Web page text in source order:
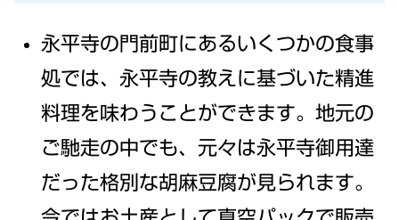
永平寺の門前町にあるいくつかの食事
処では、永平寺の教えに基づいた精進
料理を味わうことができます。地元の
ご馳走の中でも、元々は永平寺御用達
だった格別な胡麻豆腐が見られます。